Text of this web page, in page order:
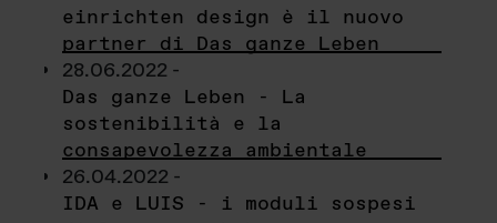
einrichten design è il nuovo
partner di Das ganze Leben
28.06.2022 -
Das ganze Leben - La
sostenibilità e la
consapevolezza ambientale
26.04.2022 -
IDA e LUIS - i moduli sospesi